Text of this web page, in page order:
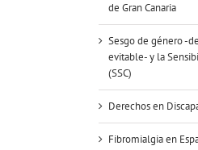
de Gran Canaria
Sesgo de género -
evitable- y la
(SSC)
Derechos en
Fibromialgia en